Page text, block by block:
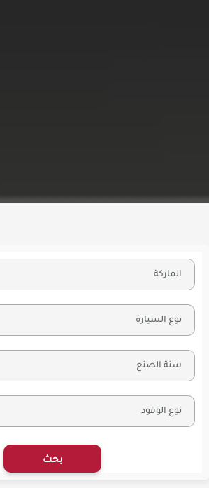
الماركة
نوع السيارة
سنة الصنع
نوع الوقود
بحث